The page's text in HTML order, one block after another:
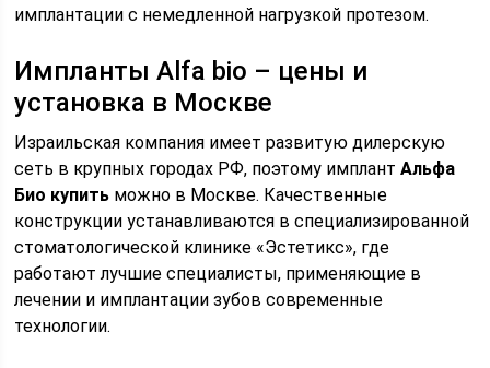
имплантации с немедленной нагрузкой протезом.
Импланты Alfa bio – цены и
установка в Москве
Израильская компания имеет развитую дилерскую
сеть в крупных городах РФ, поэтому имплантАльфа
Био купить можно в Москве. Качественные
конструкции устанавливаются в специализированной
стоматологической клинике «Эстетикс», где
работают лучшие специалисты, применяющие в
лечении и имплантации зубов современные
технологии.